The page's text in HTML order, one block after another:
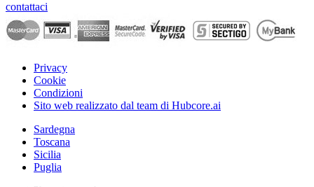
contattaci
Privacy
Cookie
Condizioni
Sito web realizzato dal team di Hubcore.ai
Sardegna
Toscana
Sicilia
Puglia